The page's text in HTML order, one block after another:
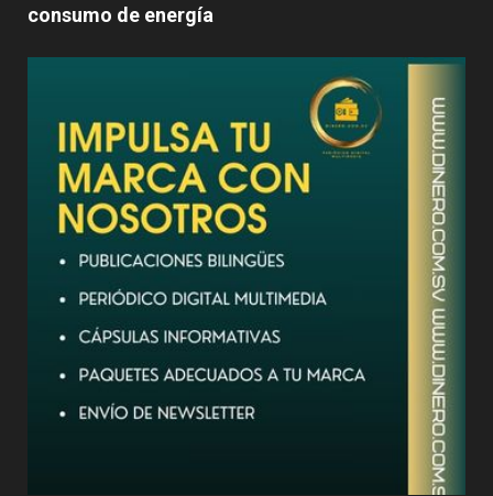
consumo de energía